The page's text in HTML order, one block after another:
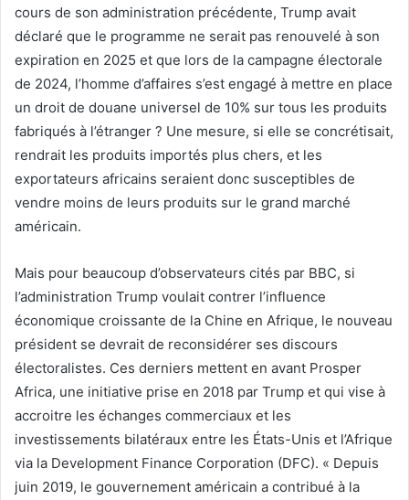
cours de son administration précédente, Trump avait
déclaré que le programme ne serait pas renouvelé à son
expiration en 2025 et que lors de la campagne électorale
de 2024, l’homme d’affaires s’est engagé à mettre en place
un droit de douane universel de 10% sur tous les produits
fabriqués à l’étranger ? Une mesure, si elle se concrétisait,
rendrait les produits importés plus chers, et les
exportateurs africains seraient donc susceptibles de
vendre moins de leurs produits sur le grand marché
américain.
Mais pour beaucoup d’observateurs cités par BBC, si
l’administration Trump voulait contrer l’influence
économique croissante de la Chine en Afrique, le nouveau
président se devrait de reconsidérer ses discours
électoralistes. Ces derniers mettent en avant Prosper
Africa, une initiative prise en 2018 par Trump et qui vise à
accroitre les échanges commerciaux et les
investissements bilatéraux entre les États-Unis et l’Afrique
via la Development Finance Corporation (DFC). « Depuis
juin 2019, le gouvernement américain a contribué à la